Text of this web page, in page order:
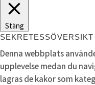
Stäng
SEKRETESSÖVERSIKT
Denna webbplats
upplevelse medan du
lagras de kakor som